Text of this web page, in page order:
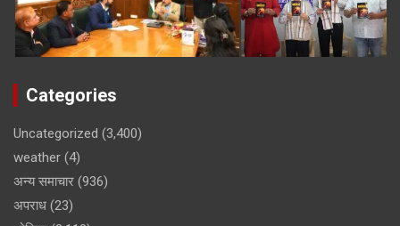
Categories
Uncategorized (3,400)
weather (4)
अन्य समाचार (936)
अपराध (23)